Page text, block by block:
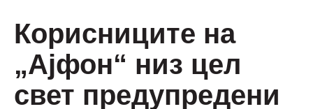
Корисниците на
„Ајфон“ низ цел
свет предупредени